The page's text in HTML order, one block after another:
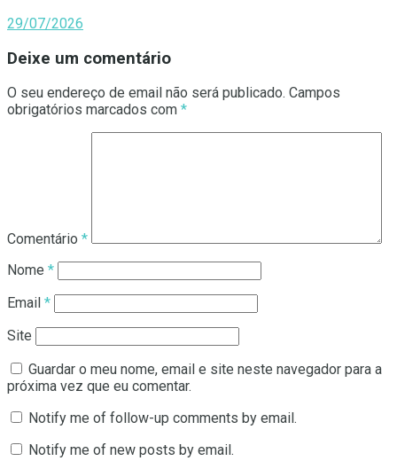
29/07/2026
Deixe um comentário
O seu endereço de email não será publicado. Campos
obrigatórios marcados com *
Comentário *
Nome *
Email *
Site
Guardar o meu nome, email e site neste navegador para a
próxima vez que eu comentar.
Notify me of follow-up comments by email.
Notify me of new posts by email.